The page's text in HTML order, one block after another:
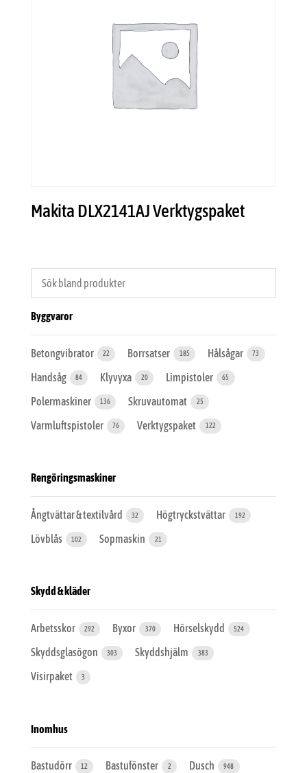
Makita DLX2141AJ Verktygspaket
Byggvaror
Betongvibrator 22 Borrsatser 185 Hålsågar 73
Handsåg 84 Klyvyxa 20 Limpistoler 65
Polermaskiner 136 Skruvautomat 25
Varmluftspistoler 76 Verktygspaket 122
Rengöringsmaskiner
Ångtvättar & textilvård 32 Högtryckstvättar 192
Lövblås 102 Sopmaskin 21
Skydd & kläder
Arbetsskor 292 Byxor 370 Hörselskydd 524
Skyddsglasögon 303 Skyddshjälm 383
Visirpaket 3
Inomhus
Bastudörr 12 Bastufönster 2 Dusch 948